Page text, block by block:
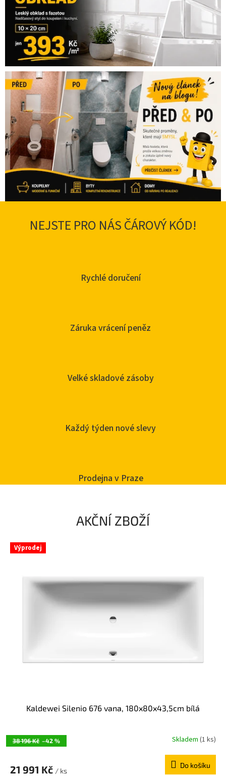
Rychlé doručení
Záruka vrácení peněz
Velké skladové zásoby
Každý týden nové slevy
Prodejna v Praze
AKČNÍ ZBOŽÍ
Výprodej
38 196 Kč –42 %
Kaldewei Silenio 676 vana, 180x80x43,5cm bílá
Skladem (1 ks)
21 991 Kč / ks
Do košíku